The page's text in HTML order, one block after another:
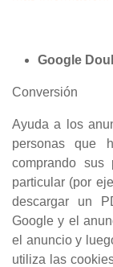
Google
Conversión
Ayuda a los
personas que
comprando sus
particular (por
descargar un
Google y el
el anuncio y
utiliza las